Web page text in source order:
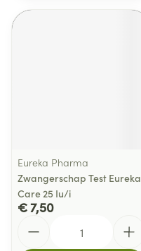
Eureka Pharma
Zwangerschap Test Eureka
Care 25 Iu/i
€ 7,50